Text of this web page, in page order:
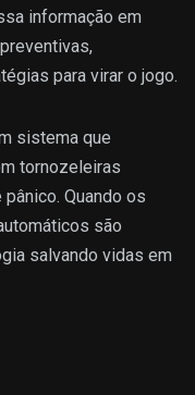
informação em
para virar o jogo.
sistema que
tornozeleiras
Quando os
são
salvando vidas em